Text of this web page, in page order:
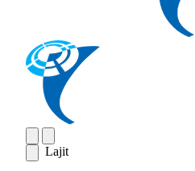
Lajit